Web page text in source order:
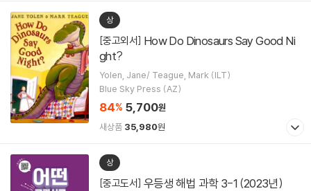
상
[중고외서]
ght?
Yolen, Jane/ Teague, Mark (ILT)
Blue Sky Press (AZ)
84% 5,700원
새상품 35,980원
상
[중고도서] 우등생 해법 과학 3-1 (2023년)